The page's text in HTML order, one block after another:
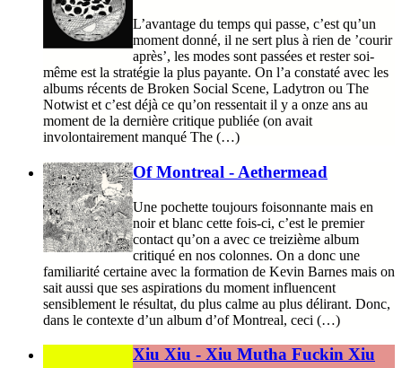
L’avantage du temps qui passe, c’est qu’un
moment donné, il ne sert plus à rien de ’courir
après’, les modes sont passées et rester soi-
même est la stratégie la plus payante. On l’a constaté avec les
albums récents de Broken Social Scene, Ladytron ou The
Notwist et c’est déjà ce qu’on ressentait il y a onze ans au
moment de la dernière critique publiée (on avait
involontairement manqué The (…)
Of Montreal - Aethermead
Une pochette toujours foisonnante mais en
noir et blanc cette fois-ci, c’est le premier
contact qu’on a avec ce treizième album
critiqué en nos colonnes. On a donc une
familiarité certaine avec la formation de Kevin Barnes mais on
sait aussi que ses aspirations du moment influencent
sensiblement le résultat, du plus calme au plus délirant. Donc,
dans le contexte d’un album d’of Montreal, ceci (…)
Xiu Xiu - Xiu Mutha Fuckin Xiu